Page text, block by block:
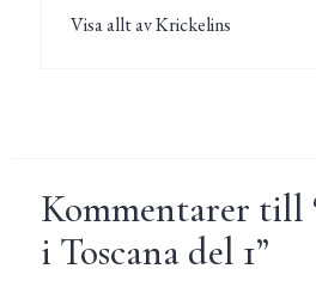
Visa allt av Krickelins
Kommentarer till
i Toscana del 1”